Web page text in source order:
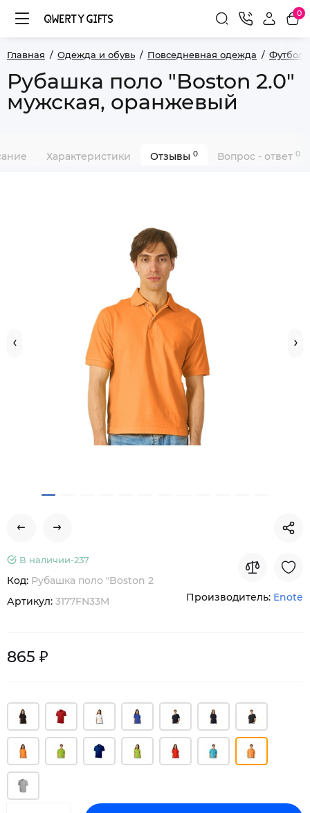
0
Главная Одежда и обувь Повседневная одежда
Рубашка поло "Boston 2.0"
мужская, оранжевый
Характеристики Отзывы 0 Вопрос - ответ 0
В наличии-237
Код: Рубашка поло "Boston 2
Артикул: 3177FN33M Производитель: Enote
865 ₽